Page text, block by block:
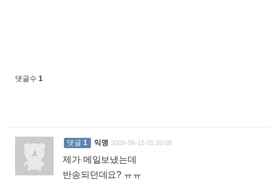
댓글수 1
댓글 1 익명 2009-06-15 01:33:08
제가 메일보냈는데
반송되던데요? ㅠㅠ